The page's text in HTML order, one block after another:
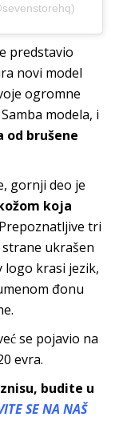
predstavio
novi model
ogromne
modela, i
od brušene
gornji deo je
koja
Prepoznatljive tri
strane ukrašen
logo krasi jezik,
đonu
se pojavio na
evra.
budite u
SE NA NAŠ